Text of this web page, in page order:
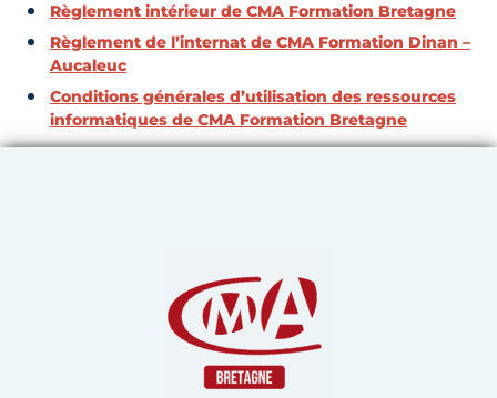
Règlement intérieur de CMA Formation Bretagne
Règlement de l’internat de CMA Formation Dinan –
Aucaleuc
Conditions générales d’utilisation des ressources
informatiques de CMA Formation Bretagne
Chambre de Métiers et